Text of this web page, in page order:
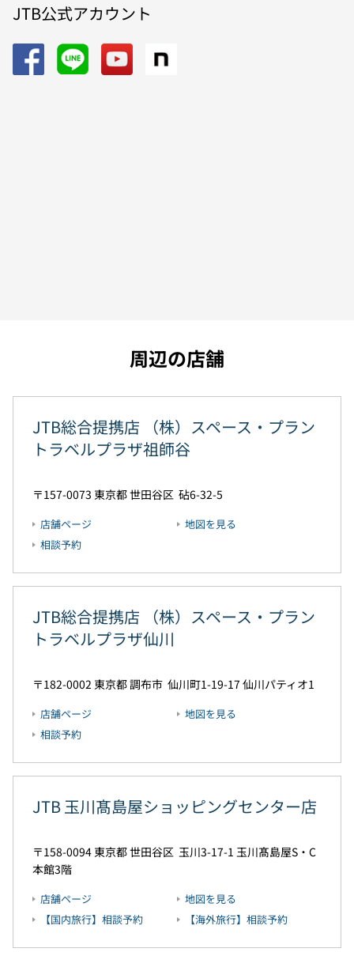
JTB公式アカウント
周辺の店舗
JTB総合提携店 （株）スペース・プラン
トラベルプラザ祖師谷
157-0073 東京都世田谷区 砧6-32-5
店舗ページ
相談予約
地図を見る
JTB総合提携店 （株）スペース・プラン
トラベルプラザ仙川
182-0002 東京都調布市 仙川町1-19-17 仙川パティオ1
店舗ページ
相談予約
地図を見る
JTB 玉川髙島屋ショッピングセンター店
158-0094 東京都世田谷区 玉川3-17-1 玉川髙島屋S・C
本館3階
店舗ページ
【国内旅行】相談予約
地図を見る
【海外旅行】相談予約